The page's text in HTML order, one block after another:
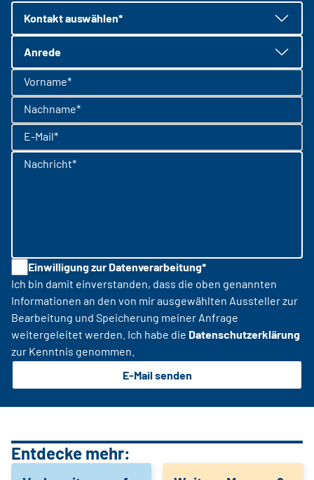
Kontakt auswählen*
Anrede
Vorname*
Nachname*
E-Mail*
Nachricht*
Einwilligung zur Datenverarbeitung*
Ich bin damit einverstanden, dass die oben genannten
Informationen an den von mir ausgewählten Aussteller zur
Bearbeitung und Speicherung meiner Anfrage
weitergeleitet werden. Ich habe die Datenschutzerklärung
zur Kenntnis genommen.
E-Mail senden
Entdecke mehr: